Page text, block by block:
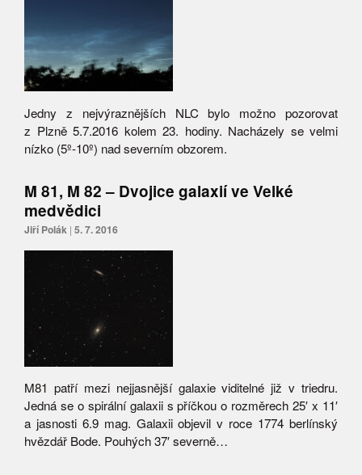
Jedny z nejvýraznějších NLC bylo možno pozorovat
z Plzně 5.7.2016 kolem 23. hodiny. Nacházely se velmi
nízko (5º-10º) nad severním obzorem.
M 81, M 82 – Dvojice galaxií ve Velké
medvědici
Jiří Polák | 5. 7. 2016
M81 patří mezi nejjasnější galaxie viditelné již v triedru.
Jedná se o spirální galaxii s příčkou o rozměrech 25′ x 11′
a jasnosti 6.9 mag. Galaxii objevil v roce 1774 berlínský
hvězdář Bode. Pouhých 37′ severně…